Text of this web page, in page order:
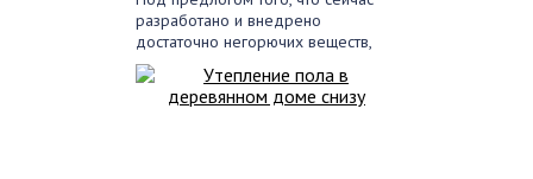
разработано и внедрено
достаточно негорючих веществ,
определенные…